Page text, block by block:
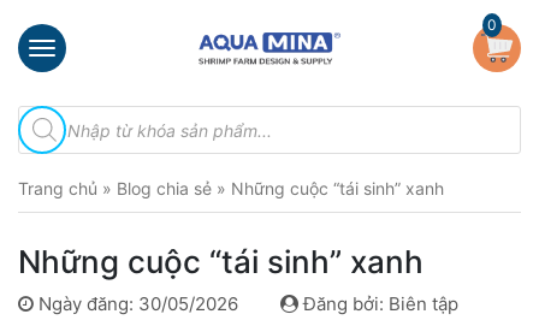
×
chủ
thiệu
phẩm
Đầu
0
Tìm
kiếm
sản
Trang chủ » Blog chia sẻ » Những cuộc “tái sinh” xanh
Những cuộc “tái sinh” xanh
Ngày đăng: 30/05/2026 Đăng bởi: Biên tập